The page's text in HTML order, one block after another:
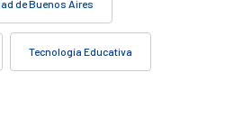
de Buenos Aires
Tecnología Educativa